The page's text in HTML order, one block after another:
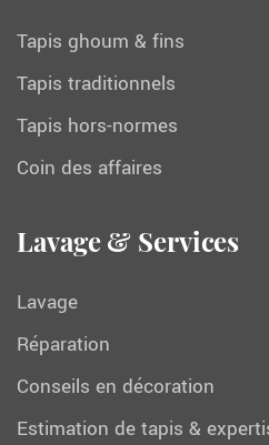
Tapis ghoum & fins
Tapis traditionnels
Tapis hors-normes
Coin des affaires
Lavage & Services
Lavage
Réparation
Conseils en décoration
Estimation de tapis &